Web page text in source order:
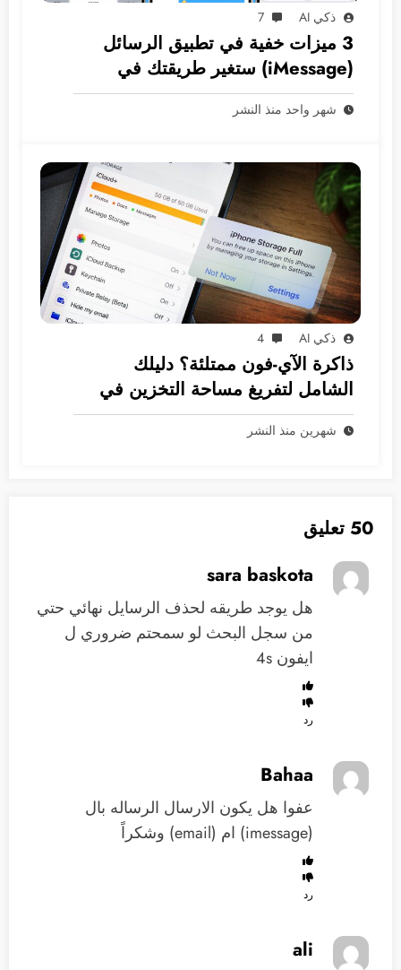
ذكي AI 7
3 ميزات خفية في تطبيق الرسائل
(iMessage) ستغير طريقتك في
المراسلة
شهر واحد منذ النشر
ذكي AI 4
ذاكرة الآي-فون ممتلئة؟ دليلك
الشامل لتفريغ مساحة التخزين في
نظام iOS
شهرين منذ النشر
50 تعليق
sara baskota
هل يوجد طريقه لحذف الرسايل نهائي حتي
من سجل البحث لو سمحتم ضروري ل
ايفون 4s
رد
Bahaa
عفوا هل يكون الارسال الرساله بال
(imessage) ام (email) وشكراً
رد
ali